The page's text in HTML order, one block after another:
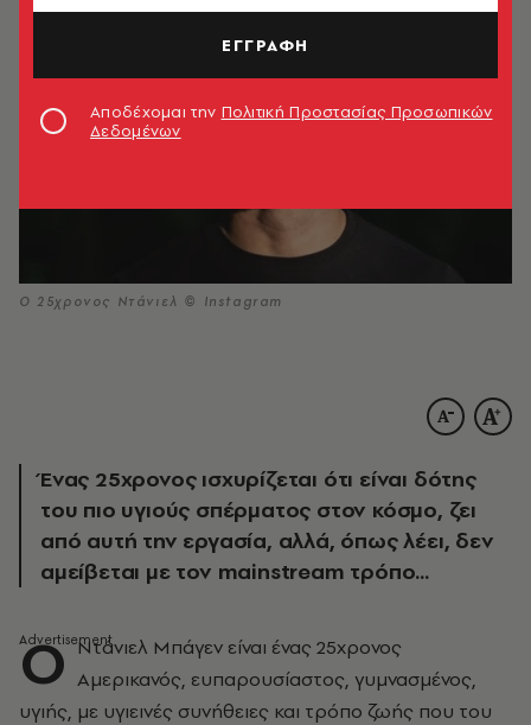
Ο 25χρονος Ντάνιελ © Instagram
Ένας 25χρονος ισχυρίζεται ότι είναι δότης
του πιο υγιούς σπέρματος στον κόσμο, ζει
από αυτή την εργασία, αλλά, όπως λέει, δεν
αμείβεται με τον mainstream τρόπο...
Ο Ντάνιελ Μπάγεν είναι ένας 25χρονος
Αμερικανός, ευπαρουσίαστος, γυμνασμένος,
υγιής, με υγιεινές συνήθειες και τρόπο ζωής που του
ΕΓΓΡΑΦΗ
Αποδέχομαι την Πολιτική Προστασίας Προσωπικών
Δεδομένων